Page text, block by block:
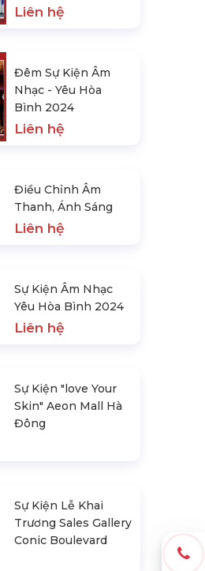
Liên hệ
Đêm Sự Kiện Âm
Nhạc - Yêu Hòa
Bình 2024
Liên hệ
Điều Chỉnh Âm
Thanh, Ánh Sáng
Liên hệ
Sự Kiện Âm Nhạc
Yêu Hòa Bình 2024
Sự Kiện "love Your
Skin" Aeon Mall Hà
Sự Kiện Lễ Khai